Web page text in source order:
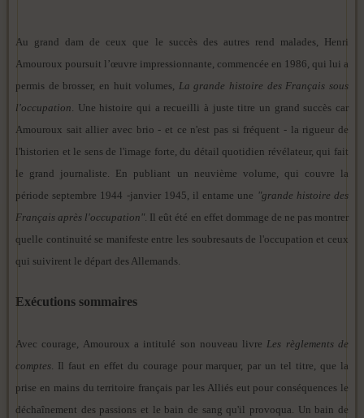
Au grand dam de ceux que le succès des autres rend malades, Henri
Amouroux poursuit l’œuvre impressionnante, commencée en 1986, qui lui a
permis de brosser, en huit volumes, La grande histoire des Français sous
l'occupation. Une histoire qui a recueilli à juste titre un grand succès car
Amouroux sait allier avec brio - et ce n'est pas si fréquent - la rigueur de
l'historien et le sens de l'image forte, du détail quotidien révélateur, qui fait
le grand journaliste. En publiant un neuvième volume, qui couvre la
période septembre 1944 -janvier 1945, il entame une "grande histoire des
Français après l'occupation". Il eût été en effet dommage de ne pas montrer
quelle continuité se manifeste entre les soubresauts de l'occupation et ceux
qui suivirent le départ des Allemands.
Exécutions sommaires
Avec courage, Amouroux a intitulé son nouveau livre Les règlements de
comptes. Il faut en effet du courage pour marquer, par un tel titre, que la
prise en mains du territoire français par les Alliés eut pour conséquences le
déchaînement des passions et le bain de sang qu'il provoqua. Un bain de